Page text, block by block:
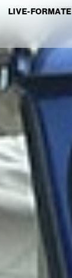
LIVE-FORMATE